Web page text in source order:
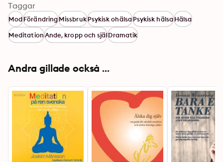
där 24x7 och du lär dig att komma ner i kroppens
verklighet. Du får helt enkelt lära känna din egen inre
sanna mänskliga natur, den du är som människa inte
vem du vill, önskar eller tror att du är som människa.
eget lidande så kan man inte heller göra något åt sitt
och de praktiska verktyg som du behöver för att
skapa en djup positiv förändring i ditt liv för att
komma ur ditt beroende, medberoende eller psykiska
ohälsa.
Taggar
ModFörändringMissbrukPsykisk ohälsaPsykisk hälsaHälsa
MeditationAnde, kropp och själDramatik
Andra gillade också ...